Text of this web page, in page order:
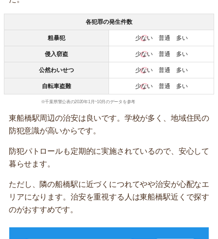
各犯罪の発生件数
粗暴犯 少ない普通 多い
侵入窃盗 少ない普通 多い
公然わいせつ 少ない普通 多い
自転車盗難 少ない普通 多い
※千葉県警公表の2020年1月~10月のデータを参考
東船橋駅周辺の治安は良いです。学校が多く、地域住民の
防犯意識が高いからです。
防犯パトロールも定期的に実施されているので、安心して
暮らせます。
ただし、隣の船橋駅に近づくにつれてやや治安が心配なエ
リアになります。治安を重視する人は東船橋駅近くで探す
のがおすすめです。